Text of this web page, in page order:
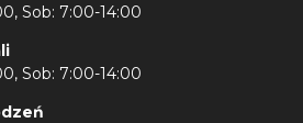
Sob: 7:00-14:00
Sob: 7:00-14:00